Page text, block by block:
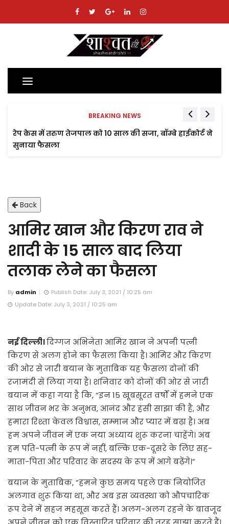
Toggle
navigation
BREAKING NEWS
रेप केस में तरुण तेजपाल को 10 साल की सजा, बॉम्बे हाईकोर्ट ने
सुनाया फैसला
Back
आमिर खान और किरण राव ने
शादी के 15 साल बाद लिया
तलाक लेने का फैसला
By admin
Publish Date: July 3, 2021 / 10:25 am
Update Date: July 3, 2021 / 10:25 am
नई दिल्ली।दिग्गज अभिनेता आमिर खान ने अपनी पत्नी
किरण से अलग होने का फैसला किया है। आमिर और किरण
की ओर से जारी बयान के मुताबिक यह फैसला दोनों की
रजामंदी से लिया गया है। शनिवार को दोनों की ओर से जारी
बयान में कहा गया है कि, “इन 15 खूबसूरत वर्षों में हमने एक
साथ जीवन भर के अनुभव, आनंद और हंसी साझा की है, और
हमारा रिश्ता केवल विश्वास, सम्मान और प्यार में बढ़ा है। अब
हम अपने जीवन में एक नया अध्याय शुरू करना चाहेंगे। अब
हम पति-पत्नी के रूप में नहीं, बल्कि एक-दूसरे के लिए सह-
माता-पिता और परिवार के सदस्य के रूप में आगे बढ़ेंगे।”
बयान के मुताबिक, “हमने कुछ समय पहले एक नियोजित
अलगाव शुरू किया था, और अब इस व्यवस्था को औपचारिक
रूप देने में सहज महसूस करते हैं। अलग-अलग रहने के बावजूद